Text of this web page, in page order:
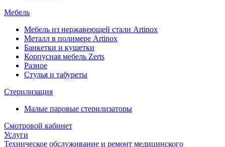
Мебель
Мебель из нержавеющей стали Artinox
Металл в полимере Artinox
Банкетки и кушетки
Корпусная мебель Zerts
Разное
Стулья и табуреты
Стерилизация
Малые паровые стерилизаторы
Смотровой кабинет
Услуги
Техническое обслуживание и ремонт медицинского